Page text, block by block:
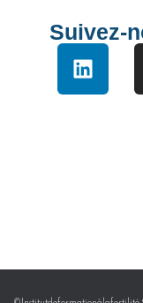
Suivez-